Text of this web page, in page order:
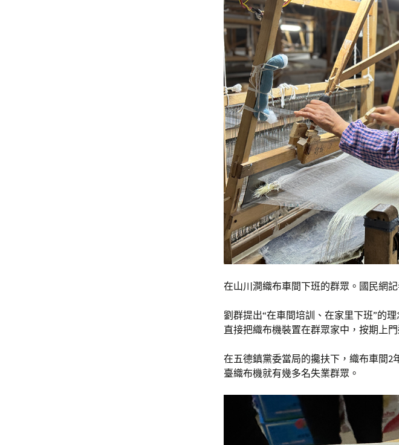
在山川澗織布車間下班的群眾。國民網
劉群提出“在車間培訓、在家里下班”的
直接把織布機裝置在群眾家中，按期上
在五德鎮黨委當局的攙扶下，織布車間2
臺織布機就有幾多名失業群眾。